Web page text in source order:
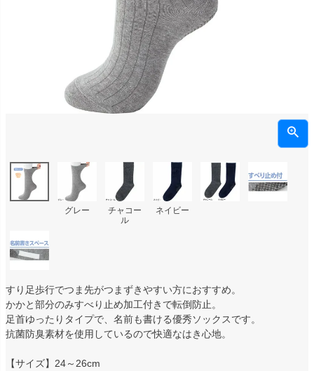
グレー
チャコー
ル
ネイビー
すり足歩行でつま先がつまずきやすい方におすすめ。
かかと部分のみすべり止め加工付きで転倒防止。
足首ゆったりタイプで、名前も書ける優秀ソックスです。
抗菌防臭素材を使用しているので快適なはき心地。
【サイズ】24～26cm